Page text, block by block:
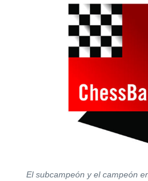
El subcampeón y el campeón